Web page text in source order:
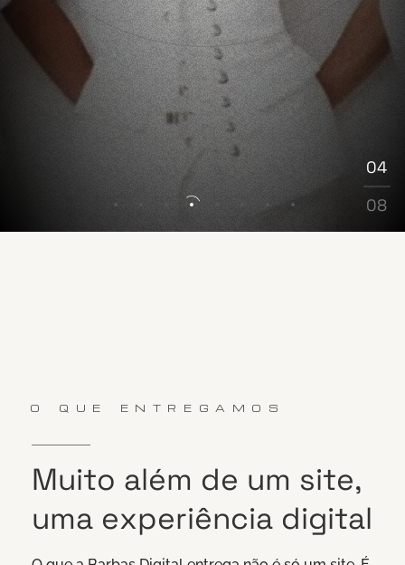
04
05
06
07
08
08
O QUE ENTREGAMOS
Muito além de um site,
uma experiência digital